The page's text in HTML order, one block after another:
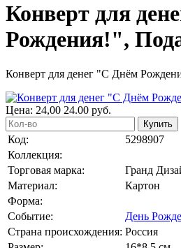
Конверт для
Рождения!",
Конверт для денег "С Днём
Цена: 24,00 24.00 руб.
Купить
Код:
5298907
Коллекция:
Торговая марка:
Гранд
Материал:
Картон
Форма:
Событие:
День
Страна происхождения: Россия